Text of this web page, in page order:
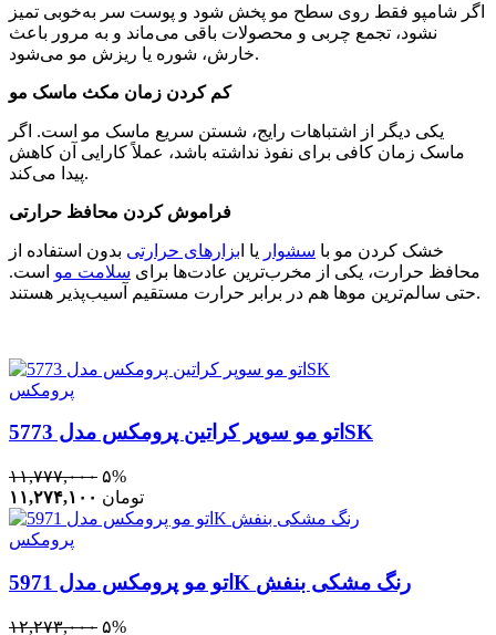
اگر شامپو فقط روی سطح مو پخش شود و پوست سر به‌خوبی تمیز
نشود، تجمع چربی و محصولات باقی می‌ماند و به مرور باعث
خارش، شوره یا ریزش مو می‌شود.
کم کردن زمان مکث ماسک مو
یکی دیگر از اشتباهات رایج، شستن سریع ماسک مو است. اگر
ماسک زمان کافی برای نفوذ نداشته باشد، عملاً کارایی آن کاهش
پیدا می‌کند.
فراموش کردن محافظ حرارتی
خشک کردن مو با سشوار یا ا بزارهای حرارتی بدون استفاده از
محافظ حرارت، یکی از مخرب‌ترین عادت‌ها برای سلامت مو است.
حتی سالم‌ترین موها هم در برابر حرارت مستقیم آسیب‌پذیر هستند.
پرومکس
اتو مو سوپر کراتین پرومکس مدل 5773SK
۱۱,۷۷۷,۰۰۰ ۵%
۱۱,۲۷۴,۱۰۰ تومان
پرومکس
اتو مو پرومکس مدل 5971K رنگ مشکی بنفش
۱۲,۲۷۳,۰۰۰ ۵%